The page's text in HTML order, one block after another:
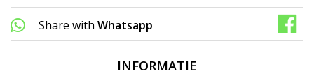
Share with Whatsapp
INFORMATIE